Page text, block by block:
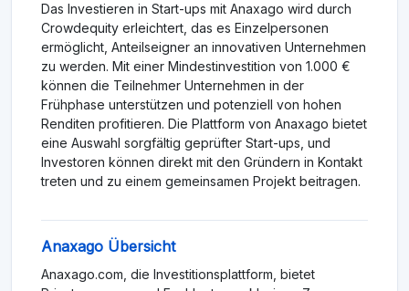
Das Investieren in Start-ups mit Anaxago wird durch
Crowdequity erleichtert, das es Einzelpersonen
ermöglicht, Anteilseigner an innovativen Unternehmen
zu werden. Mit einer Mindestinvestition von 1.000 €
können die Teilnehmer Unternehmen in der
Frühphase unterstützen und potenziell von hohen
Renditen profitieren. Die Plattform von Anaxago bietet
eine Auswahl sorgfältig geprüfter Start-ups, und
Investoren können direkt mit den Gründern in Kontakt
treten und zu einem gemeinsamen Projekt beitragen.
Anaxago Übersicht
Anaxago.com, die Investitionsplattform, bietet